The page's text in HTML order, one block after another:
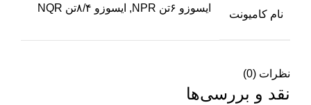
نام کامیونت
ایسوزو ۶تن NPR, ایسوزو ۸/۴تن NQR
نظرات (0)
نقد و بررسی‌ها